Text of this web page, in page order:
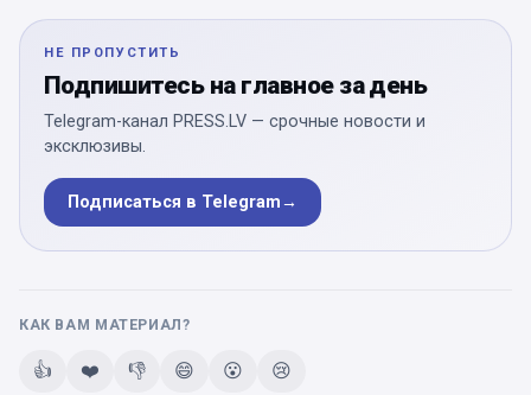
НЕ ПРОПУСТИТЬ
Подпишитесь на главное за день
Telegram-канал PRESS.LV — срочные новости и
эксклюзивы.
Подписаться в Telegram→
КАК ВАМ МАТЕРИАЛ?
👍 ❤️ 👎 😄 😮 😢